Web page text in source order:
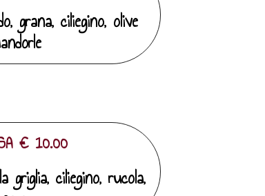
grana, ciliegino, olive
€ 10.00
ciliegino, rucola,